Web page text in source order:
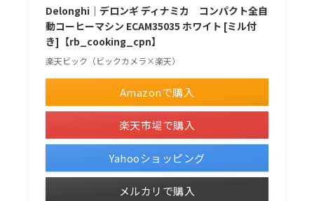
Delonghi｜デロンギ ディナミカ コンパクト全自
動コーヒーマシン ECAM35035 ホワイト [ミル付
き]【rb_cooking_cpn】
楽天ビック（ビックカメラ×楽天）
Amazonで購入
楽天市場で購入
Yahooショッピング
メルカリで購入